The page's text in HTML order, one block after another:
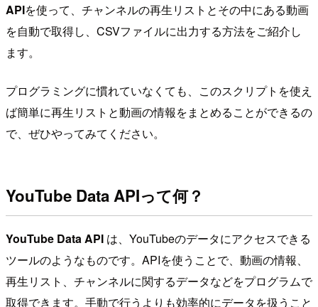
APIを使って、チャンネルの再生リストとその中にある動画
を自動で取得し、CSVファイルに出力する方法をご紹介し
ます。
プログラミングに慣れていなくても、このスクリプトを使え
ば簡単に再生リストと動画の情報をまとめることができるの
で、ぜひやってみてください。
YouTube Data APIって何？
YouTube Data API は、YouTubeのデータにアクセスできる
ツールのようなものです。APIを使うことで、動画の情報、
再生リスト、チャンネルに関するデータなどをプログラムで
取得できます。手動で行うよりも効率的にデータを扱うこと